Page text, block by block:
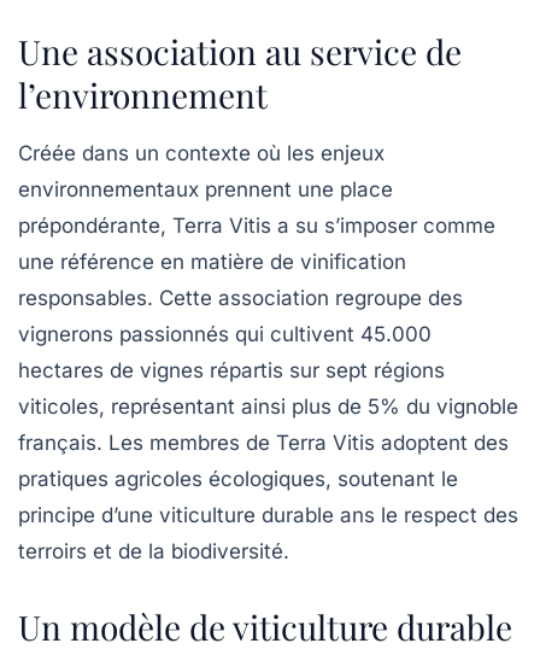
Une association au service de
l’environnement
Créée dans un contexte où les enjeux
environnementaux prennent une place
prépondérante, Terra Vitis a su s’imposer comme
une référence en matière de vinification
responsables. Cette association regroupe des
vignerons passionnés qui cultivent 45.000
hectares de vignes répartis sur sept régions
viticoles, représentant ainsi plus de 5% du vignoble
français. Les membres de Terra Vitis adoptent des
pratiques agricoles écologiques, soutenant le
principe d’une viticulture durable ans le respect des
terroirs et de la biodiversité.
Un modèle de viticulture durable